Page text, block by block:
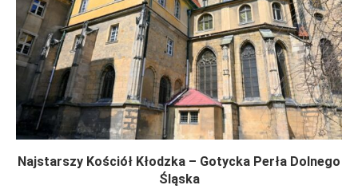
Najstarszy Kościół Kłodzka – Gotycka Perła Dolnego
Śląska